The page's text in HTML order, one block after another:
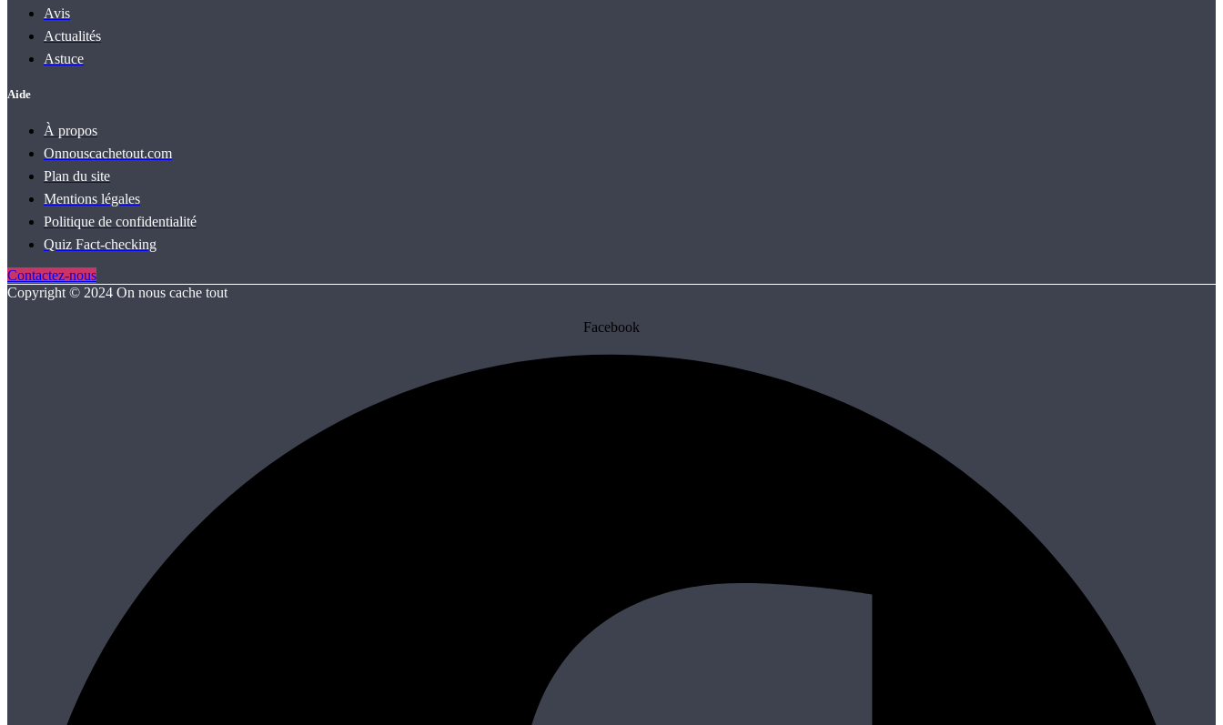
Avis
Actualités
Astuce
Aide
À propos
Onnouscachetout.com
Plan du site
Mentions légales
Politique de confidentialité
Quiz Fact‑checking
Contactez-nous
Copyright © 2024 On nous cache tout
Facebook